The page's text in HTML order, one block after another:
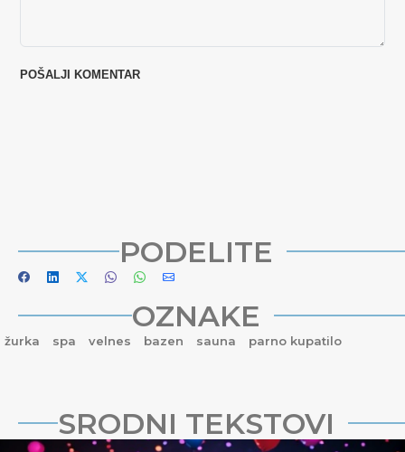
PODELITE
OZNAKE
žurka spa velnes bazen sauna parno kupatilo
SRODNI TEKSTOVI